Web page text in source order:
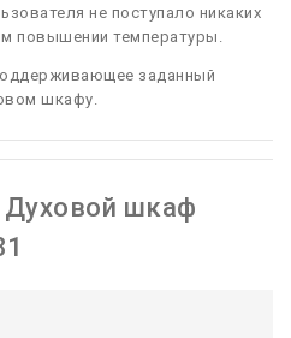
не поступало никаких
повышении температуры.
заданный
шкафу.
Духовой шкаф